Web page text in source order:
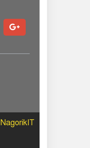
NagorikIT